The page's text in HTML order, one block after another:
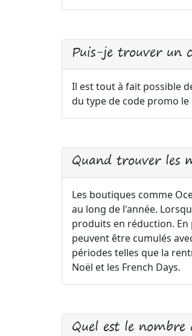
Puis-je trouver un
Il est tout à fait possible
du type de code promo
Quand trouver les
Les boutiques comme
au long de l'année.
produits en réduction. En
peuvent être cumulés
périodes telles que la
Noël et les French Days.
Quel est le nombre